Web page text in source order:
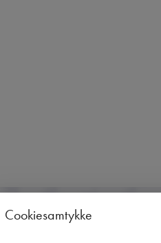
Cookiesamtykke